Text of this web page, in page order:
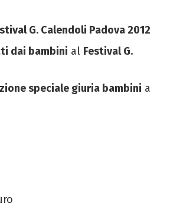
G. Calendoli Padova 2012
dai bambini al Festival G.
speciale giuria bambini a